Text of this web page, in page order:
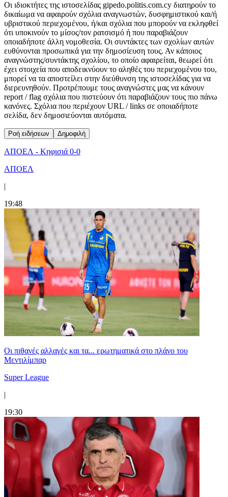
Οι ιδιοκτήτες της ιστοσελίδας gipedo.politis.com.cy διατηρούν το
δικαίωμα να αφαιρούν σχόλια αναγνωστών, δυσφημιστικού και/ή
υβριστικού περιεχομένου, ή/και σχόλια που μπορούν να εκληφθεί
ότι υποκινούν το μίσος/τον ρατσισμό ή που παραβιάζουν
οποιαδήποτε άλλη νομοθεσία. Οι συντάκτες των σχολίων αυτών
ευθύνονται προσωπικά για την δημοσίευση τους. Αν κάποιος
αναγνώστης/συντάκτης σχολίου, το οποίο αφαιρείται, θεωρεί ότι
έχει στοιχεία που αποδεικνύουν το αληθές του περιεχομένου του,
μπορεί να τα αποστείλει στην διεύθυνση της ιστοσελίδας για να
διερευνηθούν. Προτρέπουμε τους αναγνώστες μας να κάνουν
report / flag σχόλια που πιστεύουν ότι παραβιάζουν τους πιο πάνω
κανόνες. Σχόλια που περιέχουν URL / links σε οποιαδήποτε
σελίδα, δεν δημοσιεύονται αυτόματα.
Ροή ειδήσεων Δημοφιλή
ΑΠΟΕΛ - Κηφισιά 0-0
ΑΠΟΕΛ
|
19:48
Οι πιθανές αλλαγές και τα... ερωτηματικά στο πλάνο του
Μεντιλίμπαρ
Super League
|
19:30